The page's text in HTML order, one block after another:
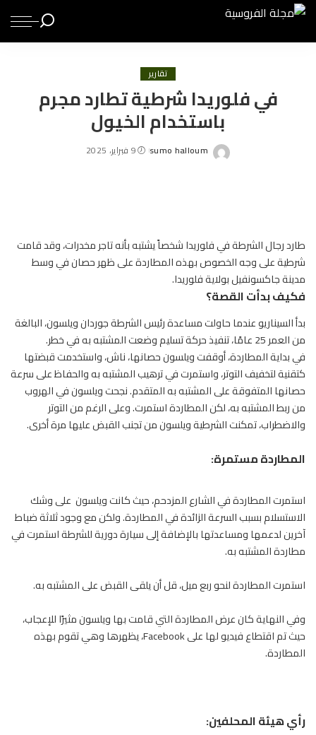
تقارير
في فلوريدا شرطية تطارد مجرم
باستخدام الخيول
Posted
sumo halloum 9 فبراير، 2025
طارد رجال الشرطة في فلوريدا شخصاً يشتبه بأنه تاجر مخدرات، وقد قامت
شرطية على وجه الخصوص بهذه المطاردة على ظهرحصانفي وسط
مدينة جاكسونفيل بولاية فلوريدا.
فكيف بدأت القصة؟
بدأ السيناريو عندما حاولت مساعدة رئيس الشرطة جوردان ويلسون، البالغة
من العمر 25 عامًا، تنفيذ حركة تسليم وضعت المشتبه به في خطر.
في بداية المطاردة، أوقفت ويلسون حصانها، ناش، واستخدمت قبضتها
كتقنية لتخفيف التوتر، واستمرت في ترهيب المشتبه به والحفاظ على سرعة
حصانهاالمتفوقة على المشتبه به المتقدم. نجحت ويلسون في الهروب
من ربط المشتبه به، لكن المطاردة استمرت. وعلى الرغم من التوتر
والاضطراب، تمكنت الشرطية ويلسون من تجنب القبض عليها مرة أخرى.
المطاردة مستمرة:
استمرت المطاردة في الشارع المزدحم، حيث كانت ويلسون على وشك
الاستسلام بسبب السرعة الزائدة في المطاردة. ولكن مع وجود ثلاثة ضباط
آخرين لدعمها ومساعدتها بالإضافة إلى سيارة دورية للشرطة استمرت في
مطاردة المشتبه به.
استمرت المطاردة لنحو ربع ميل، قل أن يلقى القبض على المشتبه به.
وفي النهاية كان عرض المطاردة التي قامت بها ويلسون مثيرًا للإعجاب،
حيث تم اقتطاع فيديو لها على Facebook، يظهرها وهي تقوم بهذه
المطاردة.
رأي هيئة المحلفين: